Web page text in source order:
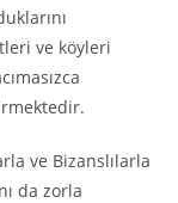
ve köyleri
ve Bizanslılarla
da zorla